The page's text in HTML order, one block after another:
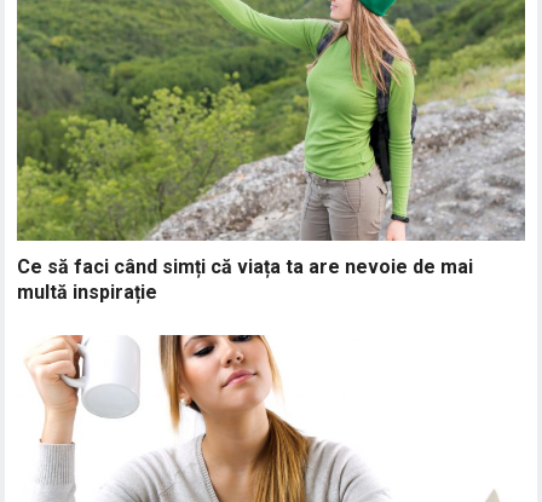
Ce să faci când simți că viața ta are nevoie de mai
multă inspirație